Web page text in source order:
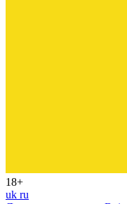
18+
uk ru